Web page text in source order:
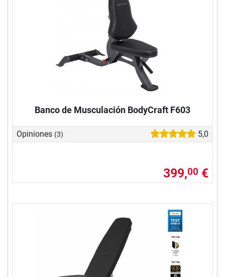
Banco de Musculación BodyCraft F603
Opiniones (3) 5,0
399,00 €